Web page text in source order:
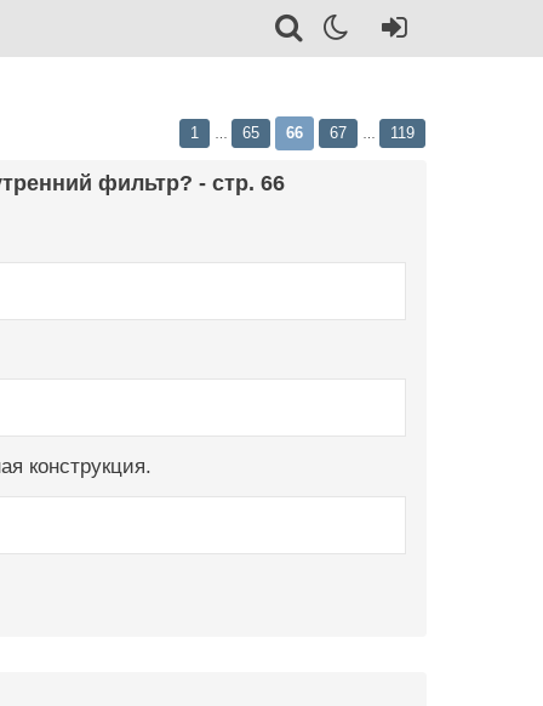
1 65 66 67 119
фильтр? - стр. 66
конструкция.